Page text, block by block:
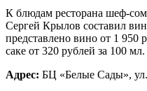
К блюдам ресторана шеф-
Сергей Крылов составил
представлено вино от 1 950
саке от 320 рублей за 100 мл.
Адрес: БЦ «Белые Сады»,